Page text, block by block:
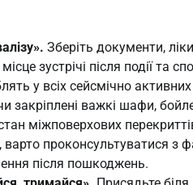
Зберіть документи,
зустрічі після події та
у всіх сейсмічно активних
закріплені важкі шафи,
міжповерхових
проконсультуватися з
після пошкоджень.